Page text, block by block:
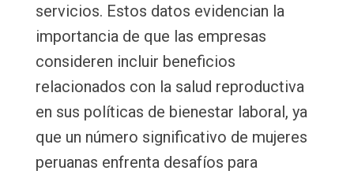
servicios. Estos datos evidencian la
importancia de que las empresas
consideren incluir beneficios
relacionados con la salud reproductiva
en sus políticas de bienestar laboral, ya
que un número significativo de mujeres
peruanas enfrenta desafíos para